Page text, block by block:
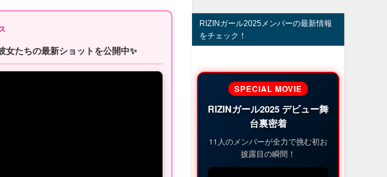
たちの最新ショットを公開中✨
RIZINガール2025メンバーの最新情報
をチェック！
SPECIAL MOVIE
RIZINガール2025 デビュー舞
台裏密着
11人のメンバーが全力で挑む初お
披露目の瞬間！